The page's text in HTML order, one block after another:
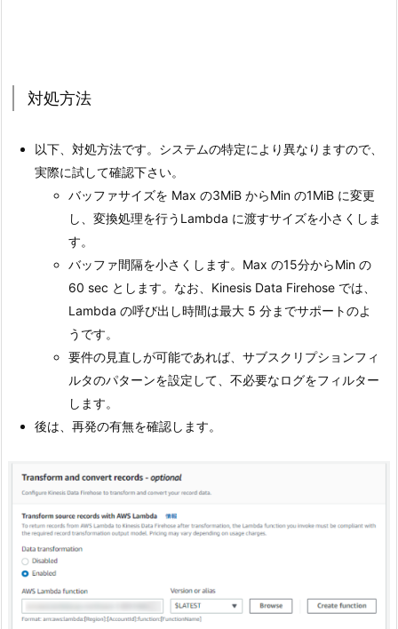
対処方法
以下、対処方法です。システムの特定により異なりますので、
実際に試して確認下さい。
バッファサイズを Max の3MiB からMin の1MiB に変更
し、変換処理を行うLambda に渡すサイズを小さくしま
す。
バッファ間隔を小さくします。Max の15分からMin の
60 sec とします。なお、Kinesis Data Firehose では、
Lambda の呼び出し時間は最大 5 分までサポートのよ
うです。
要件の見直しが可能であれば、サブスクリプションフィ
ルタのパターンを設定して、不必要なログをフィルター
します。
後は、再発の有無を確認します。